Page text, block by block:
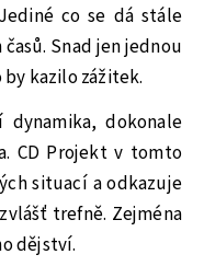
co se dá stále
Snad jen jednou
by kazilo zážitek.
dynamika, dokonale
CD Projekt v tomto
situací a odkazuje
trefně. Zejména
dějství.